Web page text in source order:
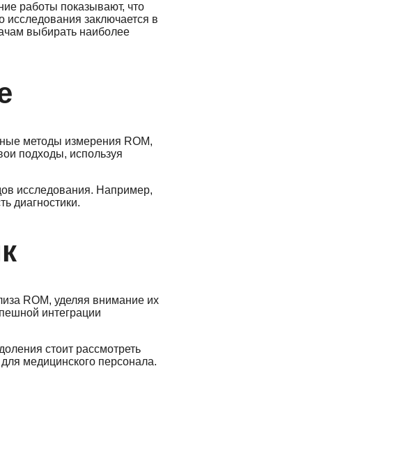
работы показывают, что
исследования заключается в
выбирать наиболее
методы измерения ROM,
подходы, используя
исследования. Например,
диагностики.
ROM, уделяя внимание их
интеграции
стоит рассмотреть
медицинского персонала.